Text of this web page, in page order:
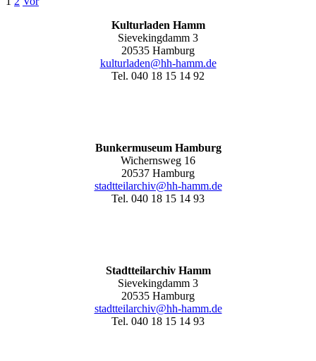
Kulturladen Hamm
Sievekingdamm 3
20535 Hamburg
kulturladen@hh-hamm.de
Tel. 040 18 15 14 92
Bunkermuseum Hamburg
Wichernsweg 16
20537 Hamburg
stadtteilarchiv@hh-hamm.de
Tel. 040 18 15 14 93
Stadtteilarchiv Hamm
Sievekingdamm 3
20535 Hamburg
stadtteilarchiv@hh-hamm.de
Tel. 040 18 15 14 93